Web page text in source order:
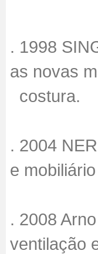
. 1998
as novas
costura.
. 2004
e
. 2008
ventilação